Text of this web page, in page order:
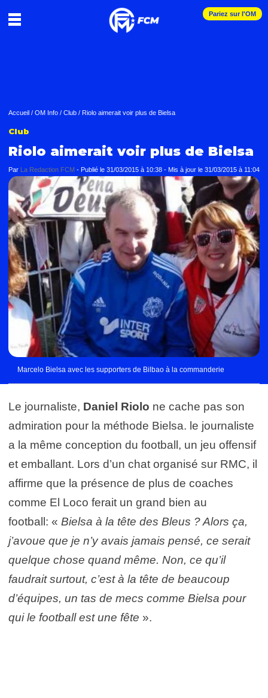
Pariez sur l'OM
Accueil / OM Info / Club / Riolo aimerait voir plus de Bielsa
Club
Riolo aimerait voir plus de Bielsa
Par La Redaction FCM - Publié le 31/03/2015 à 10:38 - Mis à jour le 31/03/2015 à 11:04
Marcelo Bielsa avec les supporters de Bilbao à la commanderie
Le journaliste, Daniel Riolo ne cache pas son
admiration pour la méthode Bielsa. le journaliste
a la même conception du football, un jeu offensif
et emballant. Lors d’un chat organisé sur RMC, il
affirme que la présence de plus de coaches
comme El Loco ferait un grand bien au
football: « Bielsa à la tête des Bleus ? Alors ça,
j’avoue que je n’y avais jamais pensé, ce serait
quelque chose quand même. Non, ce qu’il
faudrait surtout, c’est à la tête de beaucoup
d’équipes, un tas de mecs comme Bielsa pour
qui le football est une fête ».